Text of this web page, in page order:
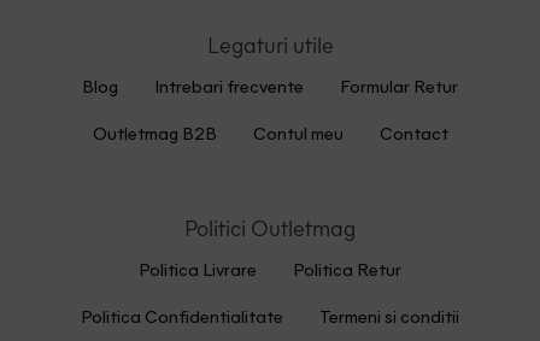
Legaturi utile
Blog Intrebari frecvente Formular Retur
Outletmag B2B Contul meu Contact
Politici Outletmag
Politica Livrare Politica Retur
Politica Confidentialitate Termeni si conditii